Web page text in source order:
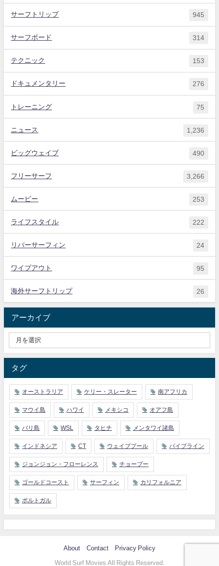
サーフトリップ 945
サーフボード 314
テクニック 153
ドキュメンタリー 276
トレーニング 75
ニュース 1,236
ビッグウェイブ 490
フリーサーフ 3,266
ムービー 253
ライフスタイル 222
リバーサーフィン 24
ワイプアウト 95
海外サーフトリップ 26
アーカイブ
タグ
オーストラリア ケリー・スレーター 南アフリカ
マウイ島 ハワイ メキシコ オアフ島
バリ島 WSL タヒチ メンタワイ諸島
インドネシア CT ウェイブプール パイプライン
ジョンジョン・フローレンス チョープー
ゴールドコースト サーフィン カリフォルニア
ポルトガル
About Contact Privacy Policy
World Surf Movies All Rights Reserved.